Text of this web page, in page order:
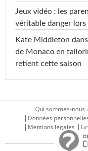
Jeux vidéo : les
véritable danger
Kate Middleton
de Monaco en
retient cette saison
Qui sommes-nous
Données
Mentions légales